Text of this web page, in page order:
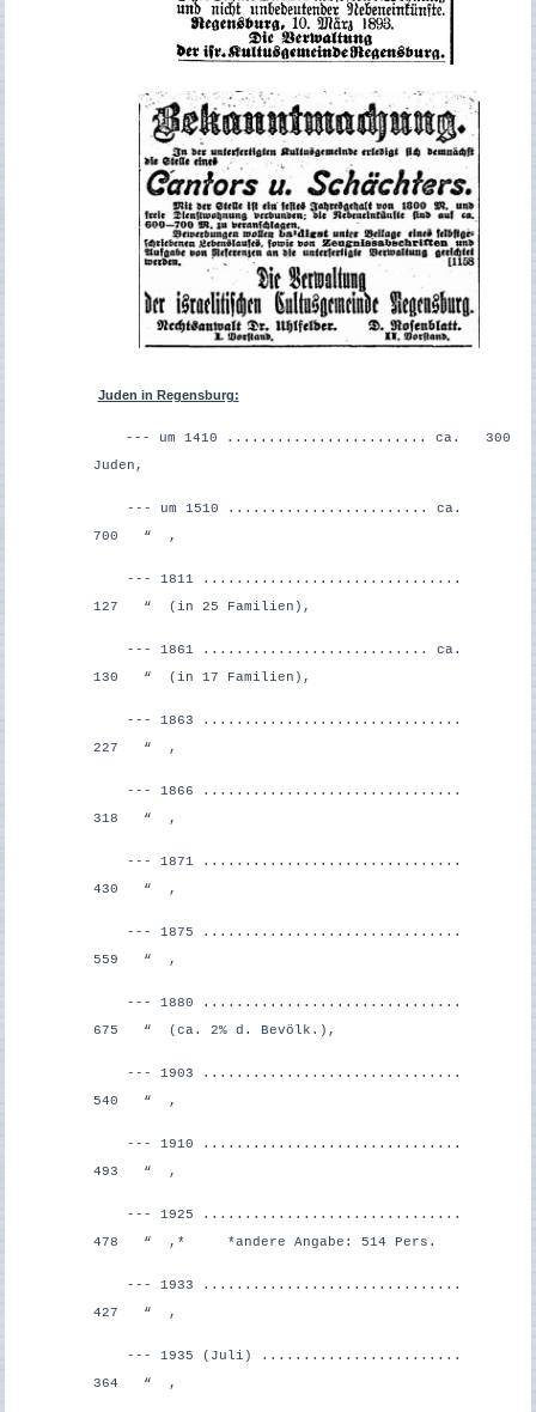
Juden in Regensburg:
--- um 1410 ........................ ca. 300
Juden,
--- um 1510 ........................ ca.
700 “ ,
--- 1811 ...............................
127 “ (in 25 Familien),
--- 1861 ........................... ca.
130 “ (in 17 Familien),
--- 1863 ...............................
227 “ ,
--- 1866 ...............................
318 “ ,
--- 1871 ...............................
430 “ ,
--- 1875 ...............................
559 “ ,
--- 1880 ...............................
675 “ (ca. 2% d. Bevölk.),
--- 1903 ...............................
540 “ ,
--- 1910 ...............................
493 “ ,
--- 1925 ...............................
478 “ , * *andere Angabe: 514 Pers.
--- 1933 ...............................
427 “ ,
--- 1935 (Juli) ........................
364 “ ,